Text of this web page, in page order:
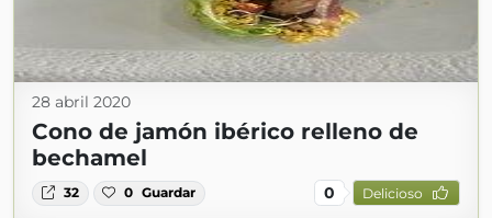
28 abril 2020
Cono de jamón ibérico relleno de
bechamel
32 0 Guardar 0 Delicioso